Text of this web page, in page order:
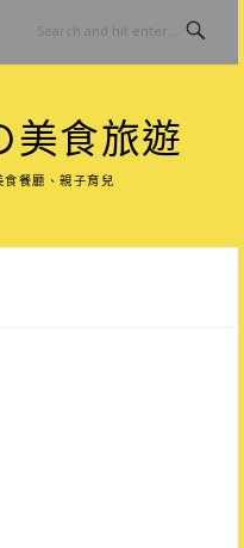
美食旅遊
食餐廳、親子育兒